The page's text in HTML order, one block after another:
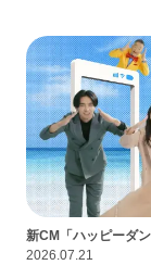
新CM「ハッピーダ
2026.07.21